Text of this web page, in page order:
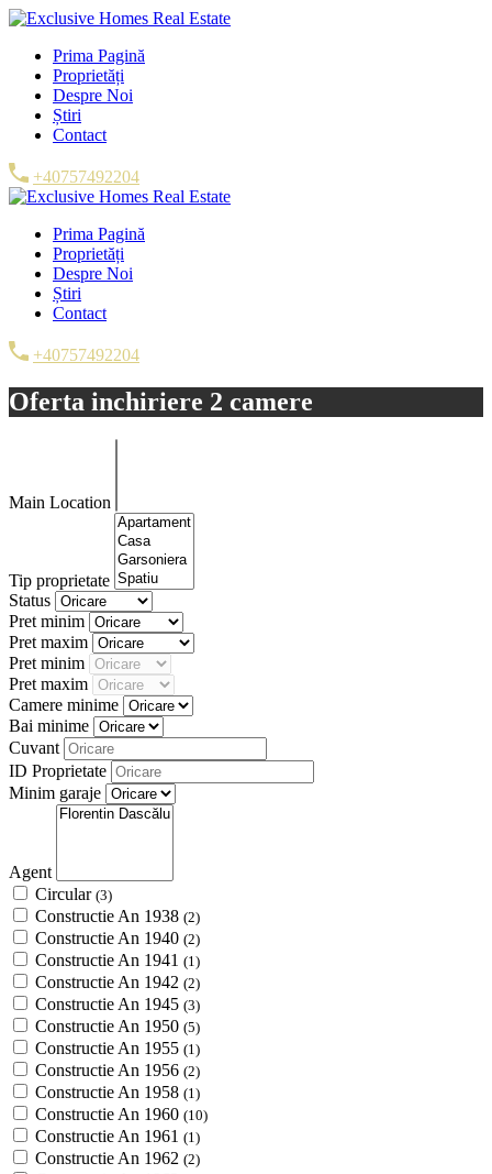
Prima Pagină
Proprietăți
Despre Noi
Știri
Contact
+40757492204
Prima Pagină
Proprietăți
Despre Noi
Știri
Contact
+40757492204
Oferta inchiriere 2 camere
Main Location
Tip proprietate
Status
Pret minim
Pret maxim
Pret minim
Pret maxim
Camere minime
Bai minime
Cuvant
ID Proprietate
Minim garaje
Agent
Circular (3)
Constructie An 1938 (2)
Constructie An 1940 (2)
Constructie An 1941 (1)
Constructie An 1942 (2)
Constructie An 1945 (3)
Constructie An 1950 (5)
Constructie An 1955 (1)
Constructie An 1956 (2)
Constructie An 1958 (1)
Constructie An 1960 (10)
Constructie An 1961 (1)
Constructie An 1962 (2)